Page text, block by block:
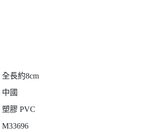
全長約8cm
中國
塑膠 PVC
M33696